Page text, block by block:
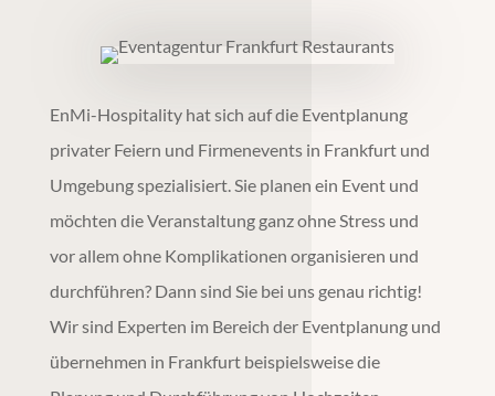
EnMi-Hospitality hat sich auf die Eventplanung
privater Feiern und Firmenevents in Frankfurtund
Umgebung spezialisiert. Sie planen ein Event und
möchten die Veranstaltung ganz ohne Stress und
vor allem ohne Komplikationen organisieren und
durchführen? Dann sind Sie bei uns genau richtig!
Wir sind Experten im Bereich der Eventplanungund
übernehmen in Frankfurtbeispielsweise die